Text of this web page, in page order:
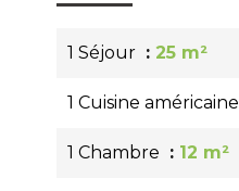
1 Séjour 25 m²
1 Cuisine américaine
1 Chambre 12 m²